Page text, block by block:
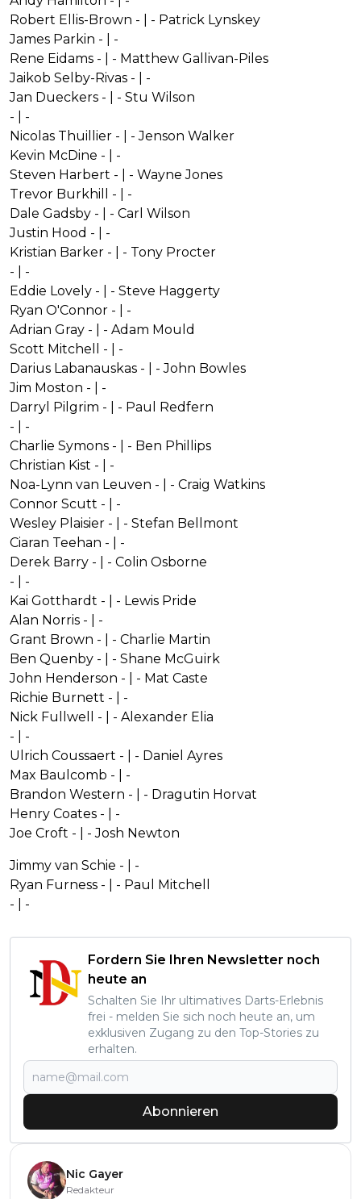
Robert Ellis-Brown - | - Patrick Lynskey
James Parkin - | -
Rene Eidams - | - Matthew Gallivan-Piles
Jaikob Selby-Rivas - | -
Jan Dueckers - | - Stu Wilson
- | -
Nicolas Thuillier - | - Jenson Walker
Kevin McDine - | -
Steven Harbert - | - Wayne Jones
Trevor Burkhill - | -
Dale Gadsby - | - Carl Wilson
Justin Hood - | -
Kristian Barker - | - Tony Procter
- | -
Eddie Lovely - | - Steve Haggerty
Ryan O'Connor - | -
Adrian Gray - | - Adam Mould
Scott Mitchell - | -
Darius Labanauskas - | - John Bowles
Jim Moston - | -
Darryl Pilgrim - | - Paul Redfern
- | -
Charlie Symons - | - Ben Phillips
Christian Kist - | -
Noa-Lynn van Leuven - | - Craig Watkins
Connor Scutt - | -
Wesley Plaisier - | - Stefan Bellmont
Ciaran Teehan - | -
Derek Barry - | - Colin Osborne
- | -
Kai Gotthardt - | - Lewis Pride
Alan Norris - | -
Grant Brown - | - Charlie Martin
Ben Quenby - | - Shane McGuirk
John Henderson - | - Mat Caste
Richie Burnett - | -
Nick Fullwell - | - Alexander Elia
- | -
Ulrich Coussaert - | - Daniel Ayres
Max Baulcomb - | -
Brandon Western - | - Dragutin Horvat
Henry Coates - | -
Joe Croft - | - Josh Newton
Jimmy van Schie - | -
Ryan Furness - | - Paul Mitchell
- | -
Fordern Sie Ihren Newsletter noch
heute an
Schalten Sie Ihr ultimatives Darts-Erlebnis
frei - melden Sie sich noch heute an, um
exklusiven Zugang zu den Top-Stories zu
erhalten.
Abonnieren
Nic Gayer
Redakteur